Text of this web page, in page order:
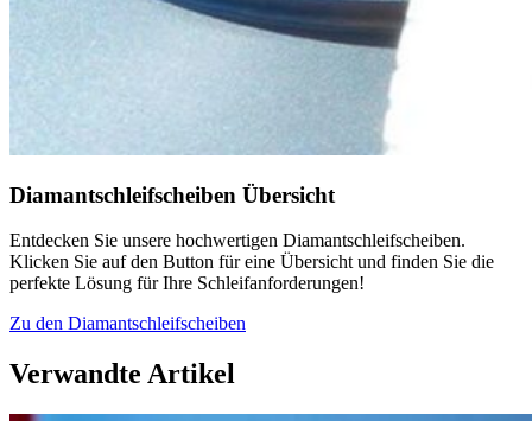
Diamantschleifscheiben Übersicht
Entdecken Sie unsere hochwertigen Diamantschleifscheiben.
Klicken Sie auf den Button für eine Übersicht und finden Sie die
perfekte Lösung für Ihre Schleifanforderungen!
Zu den Diamantschleifscheiben
Verwandte Artikel